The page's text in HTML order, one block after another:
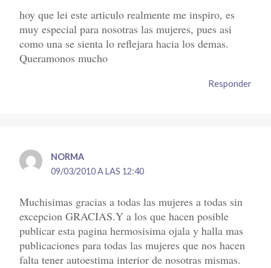
hoy que lei este articulo realmente me inspiro, es
muy especial para nosotras las mujeres, pues asi
como una se sienta lo reflejara hacia los demas.
Queramonos mucho
Responder
NORMA
09/03/2010 A LAS 12:40
Muchisimas gracias a todas las mujeres a todas sin
excepcion GRACIAS.Y a los que hacen posible
publicar esta pagina hermosisima ojala y halla mas
publicaciones para todas las mujeres que nos hacen
falta tener autoestima interior de nosotras mismas.